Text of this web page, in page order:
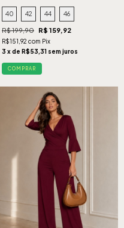
40 42 44 46
R$ 199,90 R$ 159,92
R$151,92 com Pix
3 x de R$53,31 sem juros
COMPRAR